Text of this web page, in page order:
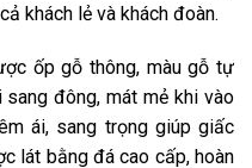
khách lẻ và khách đoàn.
ốp gỗ thông, màu gỗ tự
đông, mát mẻ khi vào
ái, sang trọng giúp giấc
lát bằng đá cao cấp, hoàn